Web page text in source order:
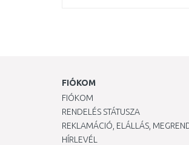
FIÓKOM
FIÓKOM
RENDELÉS STÁTUSZA
REKLAMÁCIÓ, ELÁLLÁS,
HÍRLEVÉL